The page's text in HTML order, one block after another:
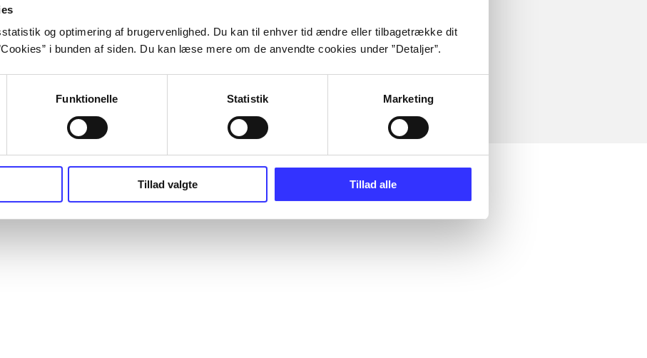
og optimering af brugervenlighed. Du kan til enhver tid ændre eller tilbagetrække dit
i bunden af siden. Du kan læse mere om de anvendte cookies under ”Detaljer”.
Funktionelle Statistik Marketing
Tillad valgte Tillad alle